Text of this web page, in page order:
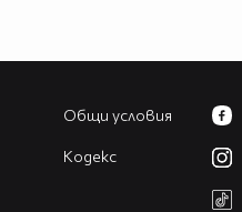
Общи условия
Кодекс